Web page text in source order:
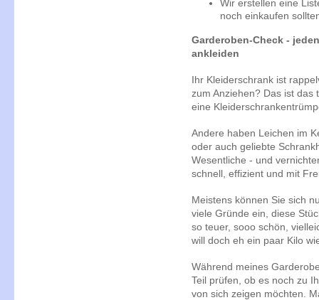
Wir erstellen eine
noch einkaufen
Garderoben-Check -
ankleiden
Ihr Kleiderschrank ist
zum Anziehen? Das ist das
eine
Andere haben Leichen im
oder auch geliebte
Wesentliche - und
schnell, effizient und mit
Meistens können Sie sich
viele Gründe ein, diese
so teuer, sooo schön,
will doch eh ein paar Kilo
Während meines
Teil prüfen, ob es noch zu
von sich zeigen möchten.